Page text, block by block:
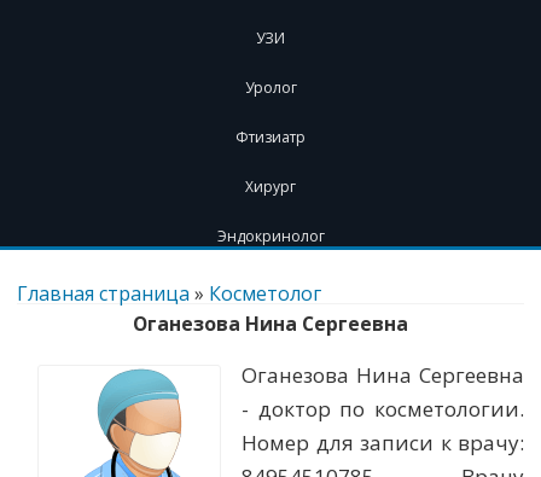
УЗИ
Уролог
Фтизиатр
Хирург
Эндокринолог
Перейти
содержимому
Главная страница » Косметолог
Оганезова Нина Сергеевна
Оганезова Нина Сергеевна
- доктор по косметологии.
Номер для записи к врачу: